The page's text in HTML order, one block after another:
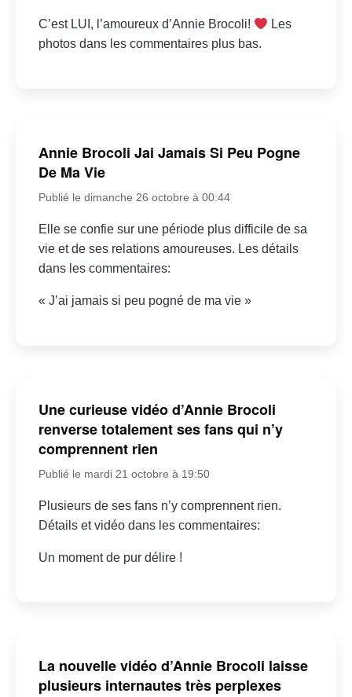
C’est LUI, l’amoureux d’Annie Brocoli!
Les
photos dans les commentaires plus bas.
Annie Brocoli Jai Jamais Si Peu Pogne
De Ma Vie
Publié le dimanche 26 octobre à 00:44
Elle se confie sur une période plus difficile de sa
vie et de ses relations amoureuses. Les détails
dans les commentaires:
« J’ai jamais si peu pogné de ma vie »
Une curieuse vidéo d’Annie Brocoli
renverse totalement ses fans qui n’y
comprennent rien
Publié le mardi 21 octobre à 19:50
Plusieurs de ses fans n’y comprennent rien.
Détails et vidéo dans les commentaires:
Un moment de pur délire !
La nouvelle vidéo d’Annie Brocoli laisse
plusieurs internautes très perplexes